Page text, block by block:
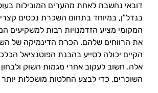
דובאי נחשבת לאחת מהערים המובילות
בנדל"ן, במיוחד בתחום השכרת נכסים קצרי
המקומי מציע הזדמנויות רבות למשקיעים
את הרווחים שלהם. הכרת הדינמיקה של
הקיים יכולה לסייע בהבנת הפוטנציאל
אלה. חשוב לעקוב אחרי מגמות השוק
השוכרים, כדי לבצע החלטות מושכלות